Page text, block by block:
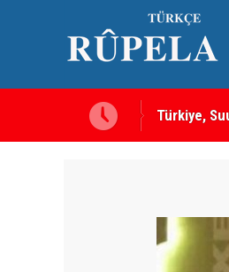
tüm üyelere yapılmış MEI